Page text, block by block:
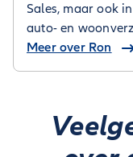
Sales, maar ook
auto- en
Meer over Ron